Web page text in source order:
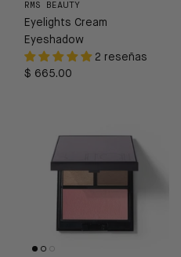
RMS BEAUTY
Eyelights Cream
Eyeshadow
2 reseñas
$ 665.00